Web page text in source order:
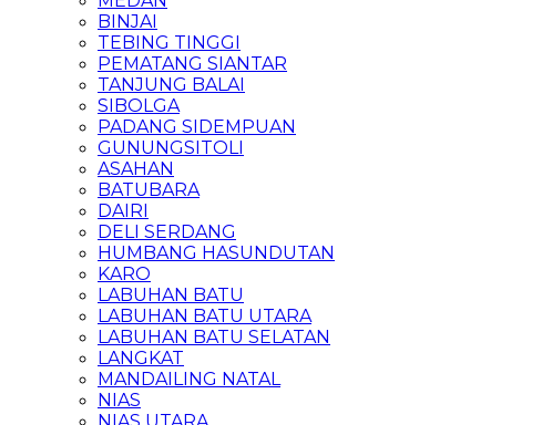
BINJAI
TEBING TINGGI
PEMATANG SIANTAR
TANJUNG BALAI
SIBOLGA
PADANG SIDEMPUAN
GUNUNGSITOLI
ASAHAN
BATUBARA
DAIRI
DELI SERDANG
HUMBANG HASUNDUTAN
KARO
LABUHAN BATU
LABUHAN BATU UTARA
LABUHAN BATU SELATAN
LANGKAT
MANDAILING NATAL
NIAS